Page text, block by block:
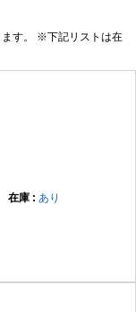
す。 ※下記リストは在
あり